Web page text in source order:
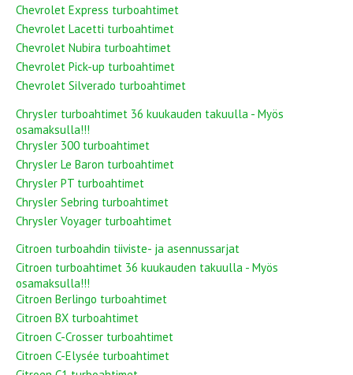
Chevrolet Express turboahtimet
Chevrolet Lacetti turboahtimet
Chevrolet Nubira turboahtimet
Chevrolet Pick-up turboahtimet
Chevrolet Silverado turboahtimet
Chrysler turboahtimet 36 kuukauden takuulla - Myös
osamaksulla!!!
Chrysler 300 turboahtimet
Chrysler Le Baron turboahtimet
Chrysler PT turboahtimet
Chrysler Sebring turboahtimet
Chrysler Voyager turboahtimet
Citroen turboahdin tiiviste- ja asennussarjat
Citroen turboahtimet 36 kuukauden takuulla - Myös
osamaksulla!!!
Citroen Berlingo turboahtimet
Citroen BX turboahtimet
Citroen C-Crosser turboahtimet
Citroen C-Elysée turboahtimet